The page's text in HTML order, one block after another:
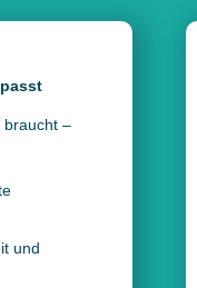
braucht –
und